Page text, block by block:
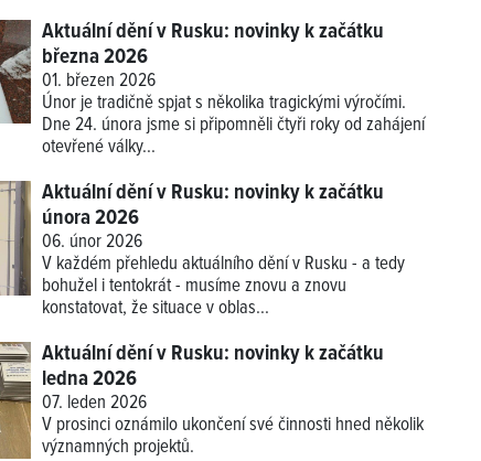
Aktuální dění v Rusku: novinky k začátku
března 2026
01. březen 2026
Únor je tradičně spjat s několika tragickými výročími.
Dne 24. února jsme si připomněli čtyři roky od zahájení
otevřené války...
Aktuální dění v Rusku: novinky k začátku
února 2026
06. únor 2026
V každém přehledu aktuálního dění v Rusku - a tedy
bohužel i tentokrát - musíme znovu a znovu
konstatovat, že situace v oblas...
Aktuální dění v Rusku: novinky k začátku
ledna 2026
07. leden 2026
V prosinci oznámilo ukončení své činnosti hned několik
významných projektů.